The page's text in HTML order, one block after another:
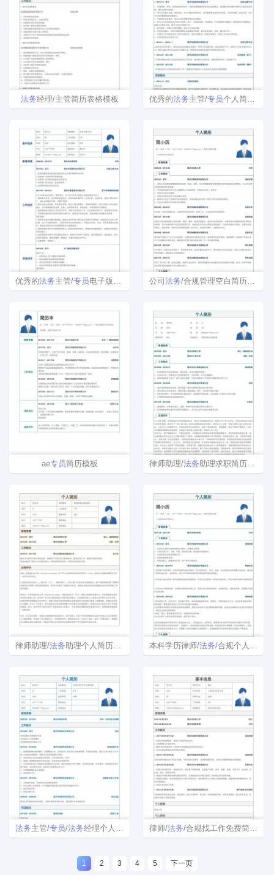
法务经理/主管简历表格模板 优秀的法务主管/专员个人简历模板
优秀的法务主管/专员电子版简历模板下载 公司 法务/合规管理空白简历表格
ae专员简历模板 律师助理/法务 助理求职简历模板
律师助理/法务助理个人简历模板范文 本科学历律师/法务/合规个人简历
法务主管/专员/法务经理个人简历模板 律师/法务/合规找工作免费简历模板样本
1 2 3 4 5 下一页